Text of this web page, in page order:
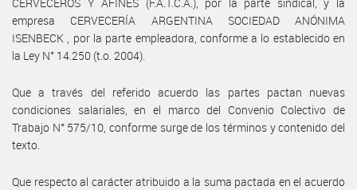
empresa CERVECERÍA ARGENTINA SOCIEDAD ANÓNIMA
ISENBECK , por la parte empleadora, conforme a lo establecido en
la Ley N° 14.250 (t.o. 2004).
Que a través del referido acuerdo las partes pactan nuevas
condiciones salariales, en el marco del Convenio Colectivo de
Trabajo N° 575/10, conforme surge de los términos y contenido del
texto.
Que respecto al carácter atribuido a la suma pactada en el acuerdo